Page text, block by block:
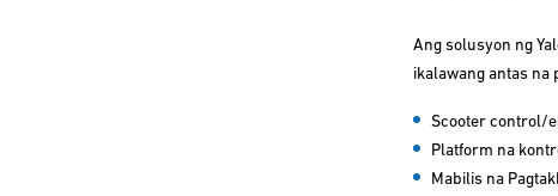
Ang solusyon ng
ikalawang antas na
Scooter control/
Platform na
Mabilis na